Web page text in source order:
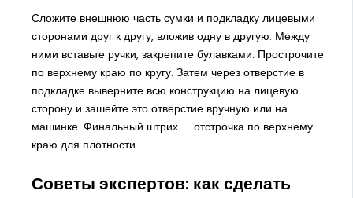
Сложите внешнюю часть сумки и подкладку лицевыми
сторонами друг к другу, вложив одну в другую. Между
ними вставьте ручки, закрепите булавками. Прострочите
по верхнему краю по кругу. Затем через отверстие в
подкладке выверните всю конструкцию на лицевую
сторону и зашейте это отверстие вручную или на
машинке. Финальный штрих — отстрочка по верхнему
краю для плотности.
Советы экспертов: как сделать